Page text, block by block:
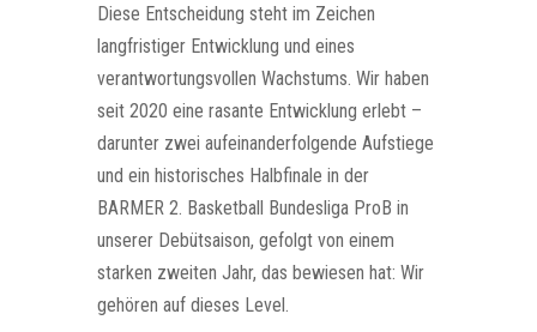
Diese Entscheidung steht im Zeichen
langfristiger Entwicklung und eines
verantwortungsvollen Wachstums. Wir haben
seit 2020 eine rasante Entwicklung erlebt –
darunter zwei aufeinanderfolgende Aufstiege
und ein historisches Halbfinale in der
BARMER 2. Basketball Bundesliga ProB in
unserer Debütsaison, gefolgt von einem
starken zweiten Jahr, das bewiesen hat: Wir
gehören auf dieses Level.